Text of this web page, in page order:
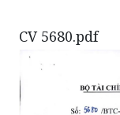
CV 5680.pdf